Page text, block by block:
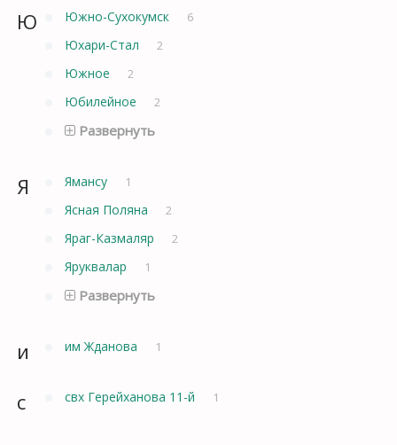
Ю Южно-Сухокумск 6
Юхари-Стал 2
Южное 2
Юбилейное 2
Развернуть
Я Ямансу 1
Ясная Поляна 2
Яраг-Казмаляр 2
Яруквалар 1
Развернуть
и им Жданова 1
с свх Герейханова 11-й 1